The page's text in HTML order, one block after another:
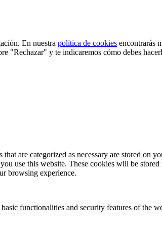
En nuestra política de cookies encontrarás
"Rechazar" y te indicaremos cómo debes
are categorized as necessary are stored on
use this website. These cookies will be
browsing experience.
functionalities and security features of the